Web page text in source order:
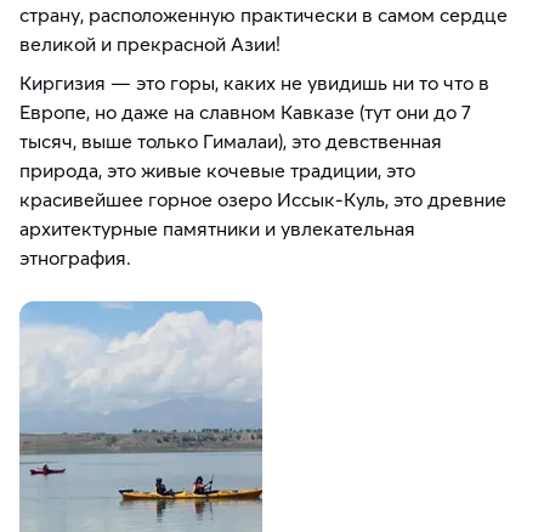
страну, расположенную практически в самом сердце
великой и прекрасной Азии!
Киргизия — это горы, каких не увидишь ни то что в
Европе, но даже на славном Кавказе (тут они до 7
тысяч, выше только Гималаи), это девственная
природа, это живые кочевые традиции, это
красивейшее горное озеро Иссык-Куль, это древние
архитектурные памятники и увлекательная
этнография.